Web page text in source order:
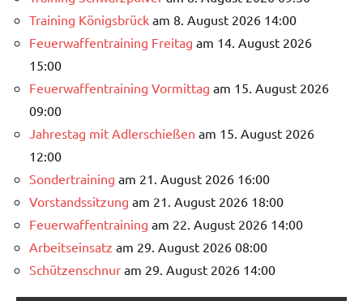
Training Königsbrück am 8. August 2026 14:00
Feuerwaffentraining Freitag am 14. August 2026
15:00
Feuerwaffentraining Vormittag am 15. August 2026
09:00
Jahrestag mit Adlerschießen am 15. August 2026
12:00
Sondertraining am 21. August 2026 16:00
Vorstandssitzung am 21. August 2026 18:00
Feuerwaffentraining am 22. August 2026 14:00
Arbeitseinsatz am 29. August 2026 08:00
Schützenschnur am 29. August 2026 14:00